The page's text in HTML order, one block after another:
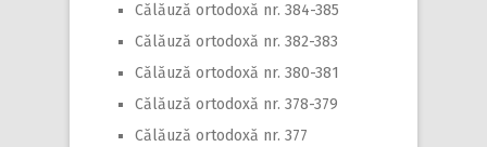
Călăuză ortodoxă nr. 384-385
Călăuză ortodoxă nr. 382-383
Călăuză ortodoxă nr. 380-381
Călăuză ortodoxă nr. 378-379
Călăuză ortodoxă nr. 377